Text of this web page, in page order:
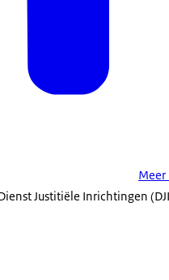
Justitiële Inrichtingen